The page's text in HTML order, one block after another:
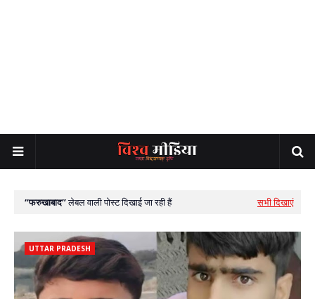
फरुखाबाद लेबल वाली पोस्ट दिखाई जा रही हैं सभी दिखाएं
UTTAR PRADESH